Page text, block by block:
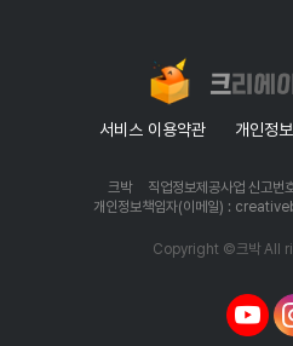
서비스 이용약관 개인정
크박
직업정보제공사업 신
개인정보책임자(이메일) :
Copyright ©크박 All